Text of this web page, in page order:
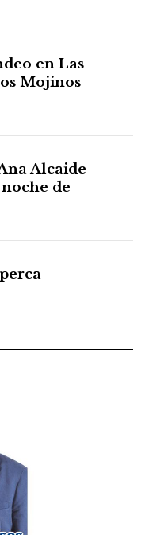
en Las
Mojinos
Alcaide
de